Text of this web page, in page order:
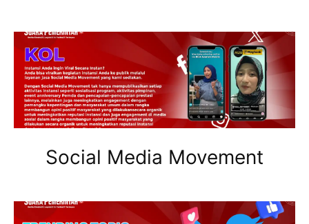
Social Media Movement